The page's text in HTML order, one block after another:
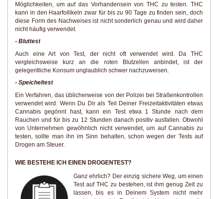
Möglichkeiten, um auf das Vorhandensein von THC zu testen. THC
kann in den Haarfollikeln zwar für bis zu 90 Tage zu finden sein, doch
diese Form des Nachweises ist nicht sonderlich genau und wird daher
nicht häufig verwendet.
- Bluttest
Auch eine Art von Test, der nicht oft verwendet wird. Da THC
vergleichsweise kurz an die roten Blutzellen anbindet, ist der
gelegentliche Konsum unglaublich schwer nachzuweisen.
- Speicheltest
Ein Verfahren, das üblicherweise von der Polizei bei Straßenkontrollen
verwendet wird. Wenn Du Dir als Teil Deiner Freizeitaktivitäten etwas
Cannabis gegönnt hast, kann ein Test etwa 1 Stunde nach dem
Rauchen und für bis zu 12 Stunden danach positiv ausfallen. Obwohl
von Unternehmen gewöhnlich nicht verwendet, um auf Cannabis zu
testen, sollte man ihn im Sinn behalten, schon wegen der Tests auf
Drogen am Steuer.
WIE BESTEHE ICH EINEN DROGENTEST?
Ganz ehrlich? Der einzig sichere Weg, um einen
Test auf THC zu bestehen, ist ihm genug Zeit zu
lassen, bis es in Deinem System nicht mehr